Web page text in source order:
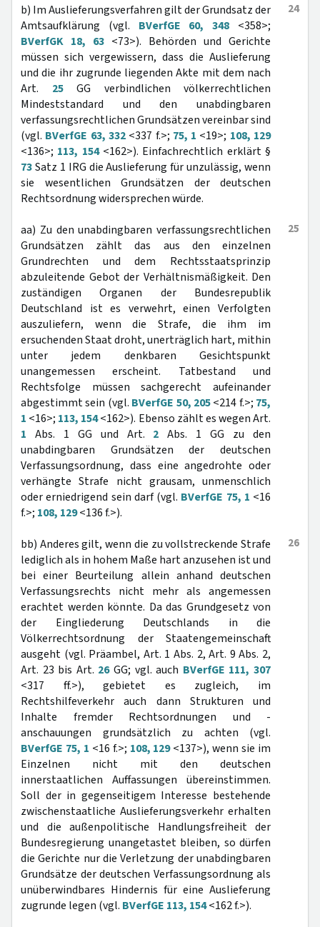
24
b) Im Auslieferungsverfahren gilt der Grundsatz der
Amtsaufklärung (vgl. BVerfGE 60, 348 <358>;
BVerfGK 18, 63 <73>). Behörden und Gerichte
müssen sich vergewissern, dass die Auslieferung
und die ihr zugrunde liegenden Akte mit dem nach
Art. 25GG verbindlichen völkerrechtlichen
Mindeststandard und den unabdingbaren
verfassungsrechtlichen Grundsätzen vereinbar sind
(vgl. BVerfGE 63, 332<337 f.>; 75, 1 <19>; 108, 129
<136>; 113, 154<162>). Einfachrechtlich erklärt §
73Satz 1 IRG die Auslieferung für unzulässig, wenn
sie wesentlichen Grundsätzen der deutschen
Rechtsordnung widersprechen würde.
25
aa) Zu den unabdingbaren verfassungsrechtlichen
Grundsätzen zählt das aus den einzelnen
Grundrechten und dem Rechtsstaatsprinzip
abzuleitende Gebot der Verhältnismäßigkeit. Den
zuständigen Organen der Bundesrepublik
Deutschland ist es verwehrt, einen Verfolgten
auszuliefern, wenn die Strafe, die ihm im
ersuchenden Staat droht, unerträglich hart, mithin
unter jedem denkbaren Gesichtspunkt
unangemessen erscheint. Tatbestand und
Rechtsfolge müssen sachgerecht aufeinander
abgestimmt sein (vgl. BVerfGE 50, 205<214 f.>; 75,
1 <16>; 113, 154<162>). Ebenso zählt es wegen Art.
1 Abs. 1 GG und Art. 2 Abs. 1 GG zu den
unabdingbaren Grundsätzen der deutschen
Verfassungsordnung, dass eine angedrohte oder
verhängte Strafe nicht grausam, unmenschlich
oder erniedrigend sein darf (vgl. BVerfGE 75, 1 <16
f.>; 108, 129<136 f.>).
26
bb) Anderes gilt, wenn die zu vollstreckende Strafe
lediglich als in hohem Maße hart anzusehen ist und
bei einer Beurteilung allein anhand deutschen
Verfassungsrechts nicht mehr als angemessen
erachtet werden könnte. Da das Grundgesetz von
der Eingliederung Deutschlands in die
Völkerrechtsordnung der Staatengemeinschaft
ausgeht (vgl. Präambel, Art. 1 Abs. 2, Art. 9 Abs. 2,
Art. 23 bis Art. 26GG; vgl. auch BVerfGE 111, 307
<317 ff.>), gebietet es zugleich, im
Rechtshilfeverkehr auch dann Strukturen und
Inhalte fremder Rechtsordnungen und -
anschauungen grundsätzlich zu achten (vgl.
BVerfGE 75, 1 <16 f.>; 108, 129<137>), wenn sie im
Einzelnen nicht mit den deutschen
innerstaatlichen Auffassungen übereinstimmen.
Soll der in gegenseitigem Interesse bestehende
zwischenstaatliche Auslieferungsverkehr erhalten
und die außenpolitische Handlungsfreiheit der
Bundesregierung unangetastet bleiben, so dürfen
die Gerichte nur die Verletzung der unabdingbaren
Grundsätze der deutschen Verfassungsordnung als
unüberwindbares Hindernis für eine Auslieferung
zugrunde legen (vgl. BVerfGE 113, 154<162 f.>).